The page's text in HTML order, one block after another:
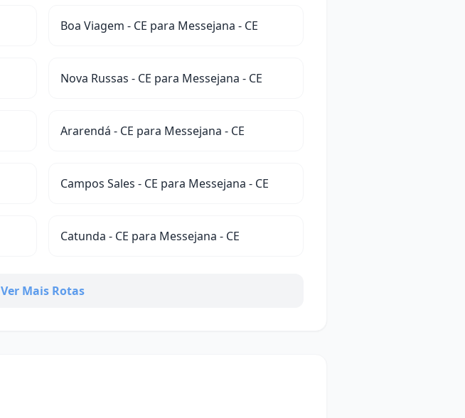
Boa Viagem - CE para Messejana - CE
Nova Russas - CE para Messejana - CE
Ararendá - CE para Messejana - CE
Campos Sales - CE para Messejana - CE
Catunda - CE para Messejana - CE
Ver Mais Rotas